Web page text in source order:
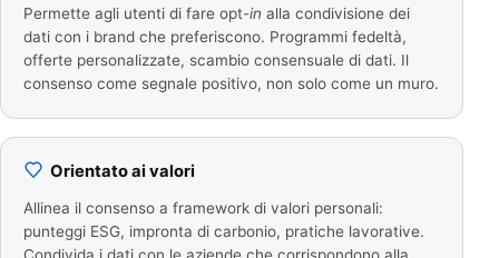
Permette agli utenti di fare opt-in alla condivisione dei
dati con i brand che preferiscono. Programmi fedeltà,
offerte personalizzate, scambio consensuale di dati. Il
consenso come segnale positivo, non solo come un muro.
Orientato ai valori
Allinea il consenso a framework di valori personali:
punteggi ESG, impronta di carbonio, pratiche lavorative.